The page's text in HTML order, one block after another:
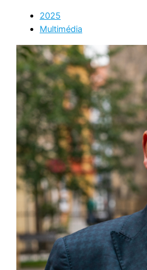
2025
Multimédia